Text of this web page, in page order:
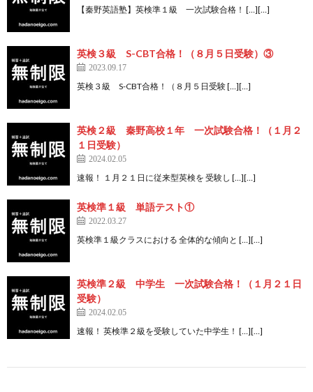
【秦野英語塾】英検準１級 一次試験合格！ […][…]
英検３級 S-CBT合格！（８月５日受験）③
2023.09.17
英検３級 S-CBT合格！（８月５日受験 […][…]
英検２級 秦野高校１年 一次試験合格！（１月２
１日受験）
2024.02.05
速報！ １月２１日に従来型英検を 受験し […][…]
英検準１級 単語テスト①
2022.03.27
英検準１級クラスにおける 全体的な傾向と […][…]
英検準２級 中学生 一次試験合格！（１月２１日
受験）
2024.02.05
速報！ 英検準２級を受験していた中学生！ […][…]